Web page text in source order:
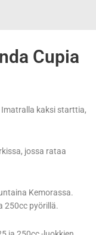
Cupia
kaksi starttia,
jossa rataa
Kemorassa.
250cc pyörillä.